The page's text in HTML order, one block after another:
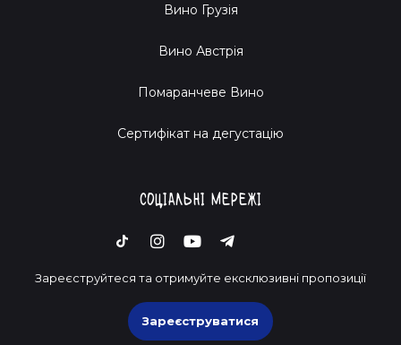
Вино Грузія
Вино Австрія
Помаранчеве Вино
Cертифікат на дегустацію
Соціальні мережі
Зареєструйтеся та отримуйте ексклюзивні пропозиції
Зареєструватися